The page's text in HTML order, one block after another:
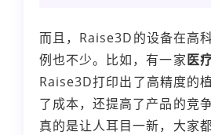
而且，Raise3D的设备在高
例也不少。比如，有一家医
Raise3D打印出了高精度的
了成本，还提高了产品的竞
真的是让人耳目一新，大家